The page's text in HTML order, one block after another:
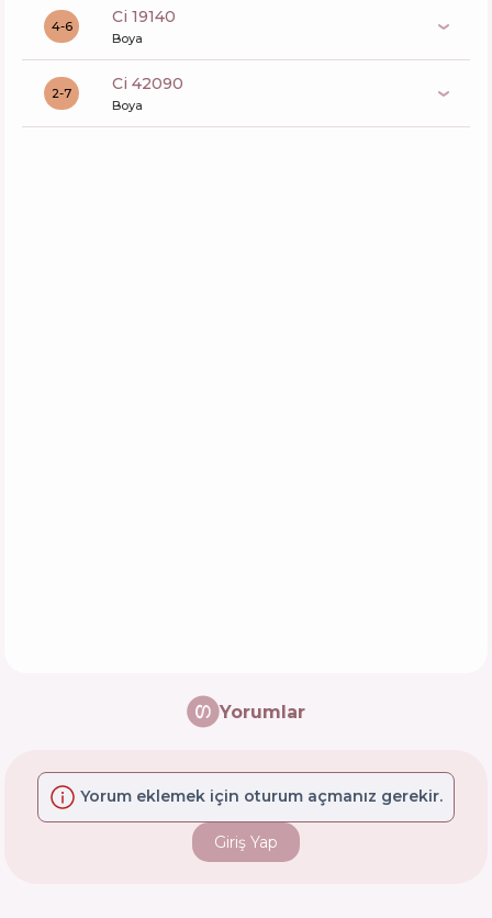
4-6 ci 19140
Boya
2-7 ci 42090
Boya
Yorumlar
Yorum eklemek için oturum açmanız gerekir.
Giriş Yap